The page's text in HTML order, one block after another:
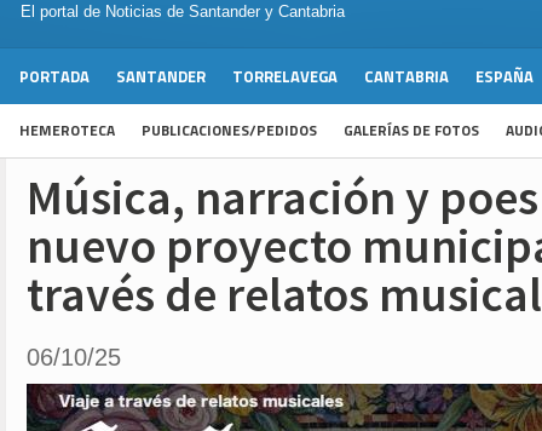
El portal de Noticias de Santander y Cantabria
PORTADA SANTANDER TORRELAVEGA CANTABRIA ESPAÑA
HEMEROTECA PUBLICACIONES/PEDIDOS GALERÍAS DE FOTOS
Música, narración y
nuevo proyecto
través de relatos
06/10/25